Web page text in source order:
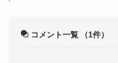
コメント一覧 （1件）